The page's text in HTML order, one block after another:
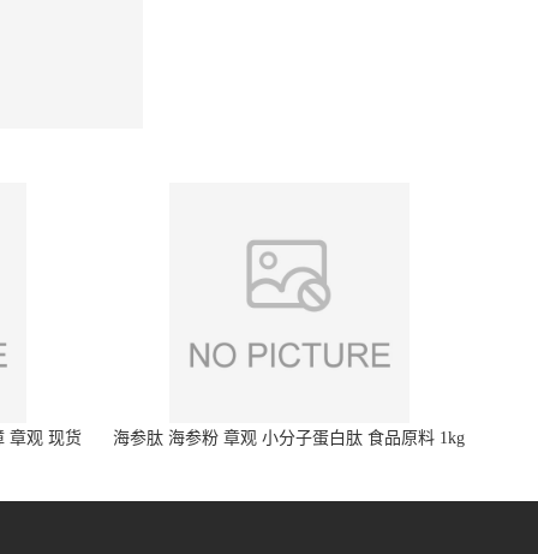
章观 现货
海参肽 海参粉 章观 小分子蛋白肽 食品原料 1kg